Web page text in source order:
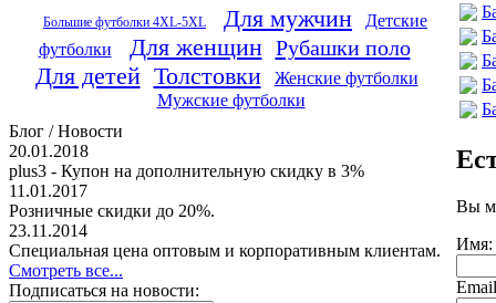
Большие футболки 4XL-5XL Для мужчин
Детские
футболки
Для женщин Рубашки поло
Для детей Толстовки
Женские футболки
Мужские футболки
Блог / Новости
20.01.2018
plus3 - Купон на дополнительную скидку в 3%
11.01.2017
Розничные скидки до 20%.
23.11.2014
Специальная цена оптовым и корпоративным клиентам.
Смотреть все...
Подписаться на новости:
Вы
Имя:
Email